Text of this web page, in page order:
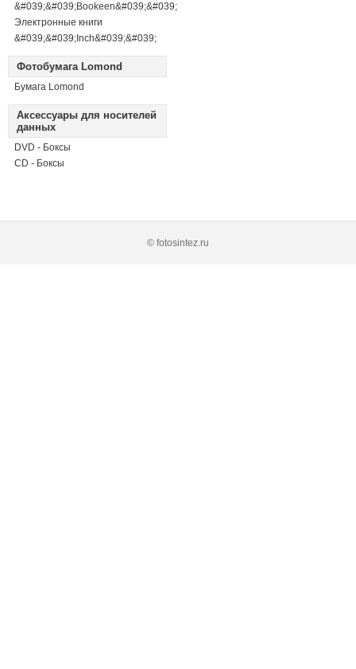
&#039;&#039;Bookeen&#039;&#039;
Электронные книги
&#039;&#039;Inch&#039;&#039;
Фотобумага Lomond
Бумага Lomond
Аксессуары для носителей
данных
DVD - Боксы
CD - Боксы
© fotosintez.ru